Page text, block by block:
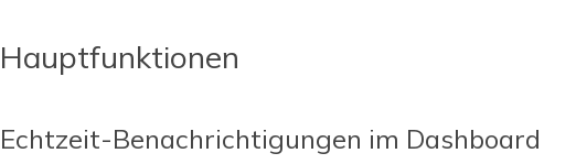
Hauptfunktionen
Echtzeit-Benachrichtigungen im Dashboard